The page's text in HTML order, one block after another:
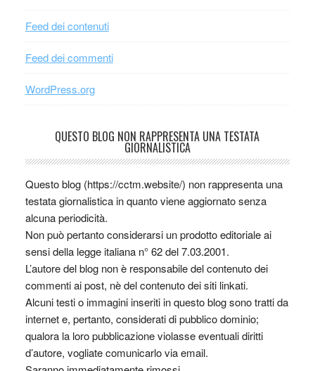
Feed dei contenuti
Feed dei commenti
WordPress.org
QUESTO BLOG NON RAPPRESENTA UNA TESTATA
GIORNALISTICA
Questo blog (https://cctm.website/) non rappresenta una
testata giornalistica in quanto viene aggiornato senza
alcuna periodicità.
Non può pertanto considerarsi un prodotto editoriale ai
sensi della legge italiana n° 62 del 7.03.2001.
L’autore del blog non è responsabile del contenuto dei
commenti ai post, nè del contenuto dei siti linkati.
Alcuni testi o immagini inseriti in questo blog sono tratti da
internet e, pertanto, considerati di pubblico dominio;
qualora la loro pubblicazione violasse eventuali diritti
d’autore, vogliate comunicarlo via email.